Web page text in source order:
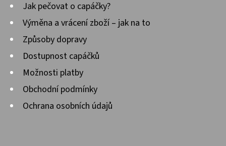
Jak pečovat o capáčky?
Výměna a vrácení zboží – jak na to
Způsoby dopravy
Dostupnost capáčků
Možnosti platby
Obchodní podmínky
Ochrana osobních údajů